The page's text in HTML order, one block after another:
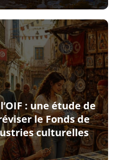
: une étude de
le Fonds de
culturelles